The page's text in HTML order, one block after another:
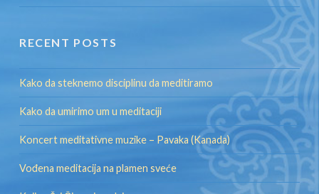
RECENT POSTS
Kako da steknemo disciplinu da meditiramo
Kako da umirimo um u meditaciji
Koncert meditativne muzike – Pavaka (Kanada)
Vođena meditacija na plamen sveće